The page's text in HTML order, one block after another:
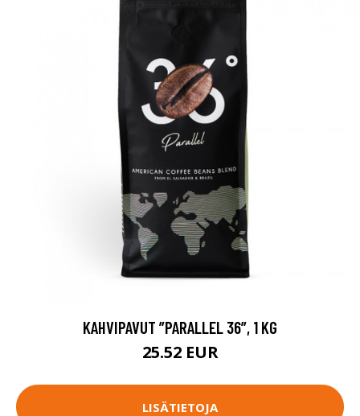
KAHVIPAVUT ”PARALLEL 36”, 1 KG
25.52 EUR
LISÄTIETOJA